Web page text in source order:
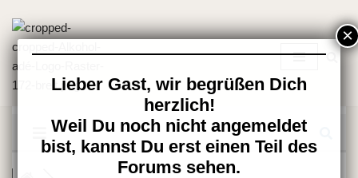
Zum
Inhalt
springenLieber Gast, wir begrüßen Dich
herzlich!
Weil Du noch nicht angemeldet
bist, kannst Du erst einen Teil des
Forums sehen.